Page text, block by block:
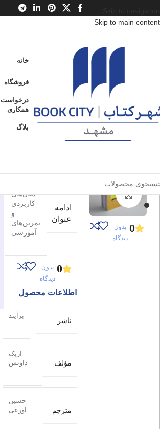
Skip to main content
خانه
فروشگاه
درخواست
همکاری
بلاگ
محصولات / کتاب بزرگسال
عنوان
به همراه مثال‌های کاربردی و
تمرین‌های آموزشی
برای بزرگنمایی کلیک کنید
0 بدون
دیدگاه
ادامه
عنوان
مثال‌های
کاربردی
و
تمرین‌های
آموزشی
0 بدون
دیدگاه
اطلاعات محصول
ناشر
برآیند
مؤلف
اریک
داویس
مترجم
حسین
اورعی